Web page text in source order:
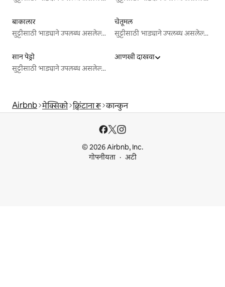
बाकालार
सुट्टीसाठी भाड्याने उपलब्ध असलेल्या जागा
चेतूमल
सुट्टीसाठी भाड्याने उपलब्ध असलेल्या जागा
सान पेड्रो
सुट्टीसाठी भाड्याने उपलब्ध असलेल्या जागा
आणखी दाखवा
Airbnb मेक्सिको क्विंटाना रू कान्कुन
© 2026 Airbnb, Inc.
गोपनीयता
अटी